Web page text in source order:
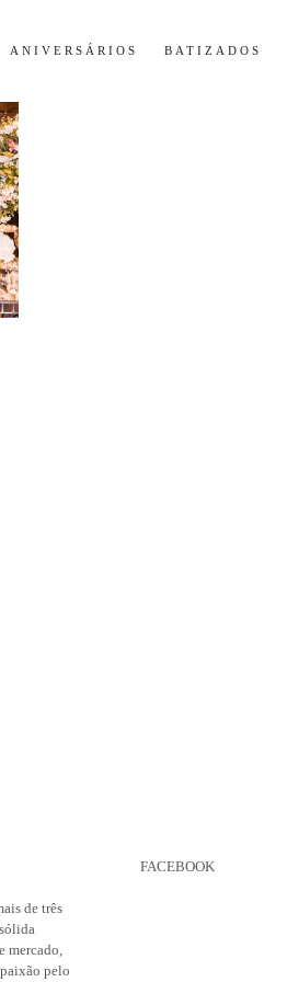
ANIVERSÁRIOS BATIZADOS
de três
mercado,
pelo
FACEBOOK